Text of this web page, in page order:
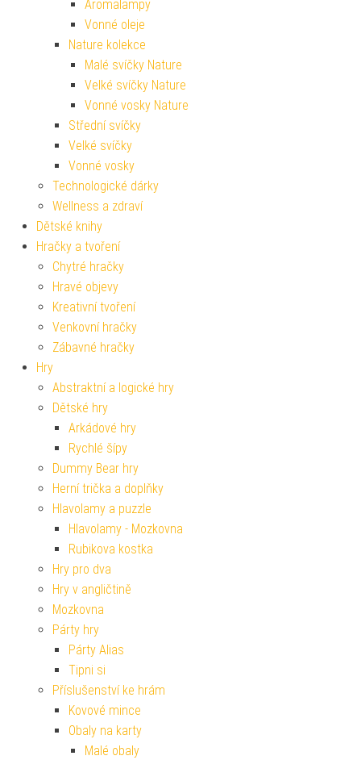
Aromalampy
Vonné oleje
Nature kolekce
Malé svíčky Nature
Velké svíčky Nature
Vonné vosky Nature
Střední svíčky
Velké svíčky
Vonné vosky
Technologické dárky
Wellness a zdraví
Dětské knihy
Hračky a tvoření
Chytré hračky
Hravé objevy
Kreativní tvoření
Venkovní hračky
Zábavné hračky
Hry
Abstraktní a logické hry
Dětské hry
Arkádové hry
Rychlé šípy
Dummy Bear hry
Herní trička a doplňky
Hlavolamy a puzzle
Hlavolamy - Mozkovna
Rubikova kostka
Hry pro dva
Hry v angličtině
Mozkovna
Párty hry
Párty Alias
Tipni si
Příslušenství ke hrám
Kovové mince
Obaly na karty
Malé obaly